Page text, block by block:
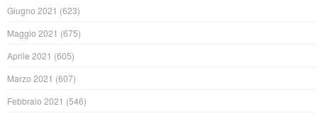
Giugno 2021 (623)
Maggio 2021 (675)
Aprile 2021 (605)
Marzo 2021 (607)
Febbraio 2021 (546)